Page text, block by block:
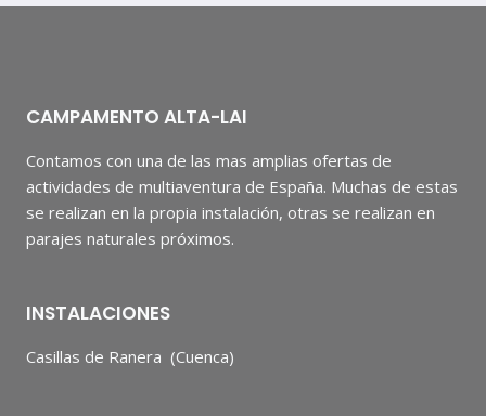
CAMPAMENTO ALTA-LAI
Contamos con una de las mas amplias ofertas de
actividades de multiaventura de España. Muchas de estas
se realizan en la propia instalación, otras se realizan en
parajes naturales próximos.
INSTALACIONES
Casillas de Ranera (Cuenca)